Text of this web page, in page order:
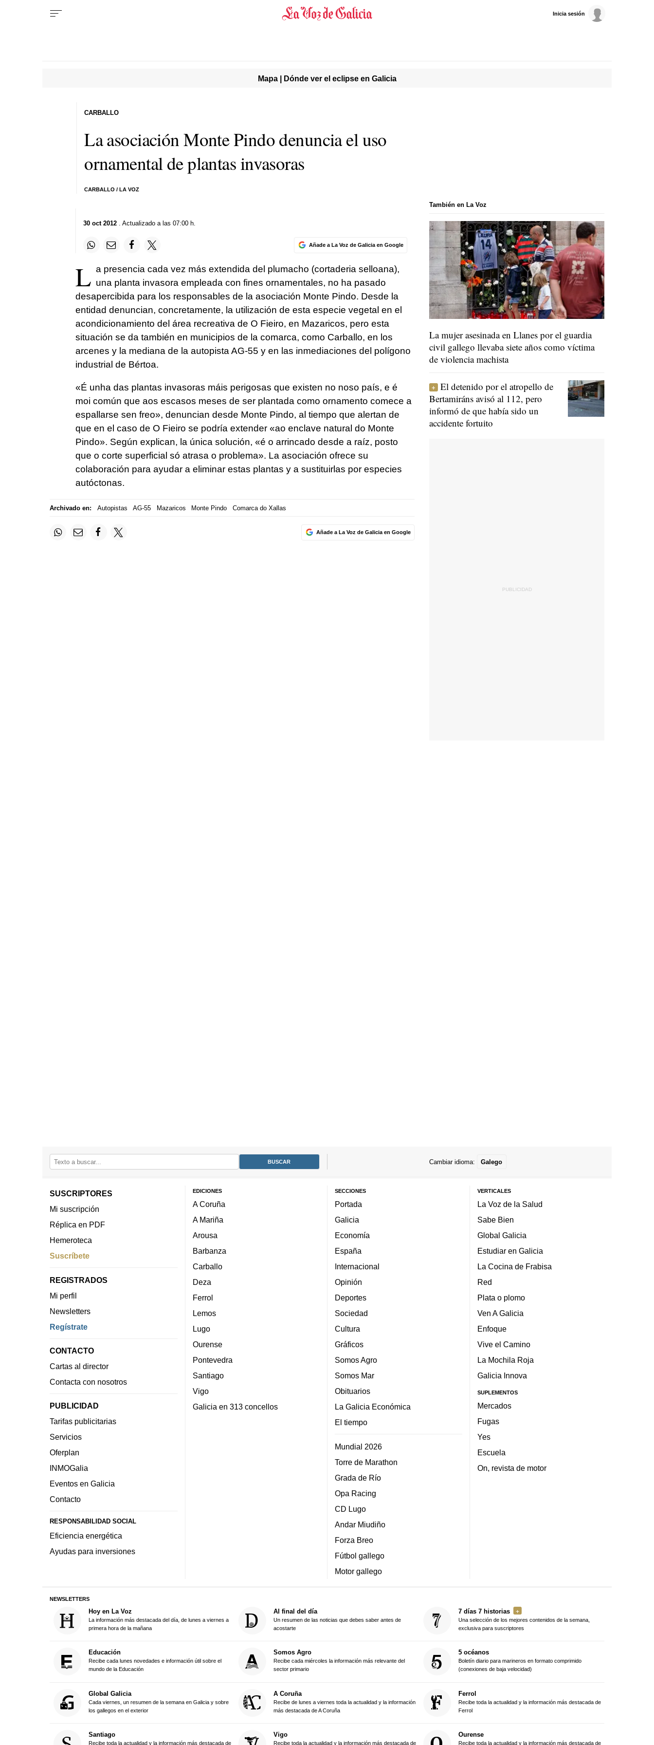
Inicia sesión
Mapa | Dónde ver el eclipse en Galicia
La asociación Monte Pindo denuncia el uso
ornamental de plantas invasoras
CARBALLO / LA VOZ
CARBALLO
30 oct 2012. Actualizado a las 07:00 h.
Añade a La Voz de Galicia en Google
L a presencia cada vez más extendida del plumacho (cortaderia selloana),
una planta invasora empleada con fines ornamentales, no ha pasado
desapercibida para los responsables de la asociación Monte Pindo. Desde la
entidad denuncian, concretamente, la utilización de esta especie vegetal en el
acondicionamiento del área recreativa de O Fieiro, en Mazaricos, pero esta
situación se da también en municipios de la comarca, como Carballo, en los
arcenes y la mediana de la autopista AG-55 y en las inmediaciones del polígono
industrial de Bértoa.
«É unha das plantas invasoras máis perigosas que existen no noso país, e é
moi común que aos escasos meses de ser plantada como ornamento comece a
espallarse sen freo», denuncian desde Monte Pindo, al tiempo que alertan de
que en el caso de O Fieiro se podría extender «ao enclave natural do Monte
Pindo». Según explican, la única solución, «é o arrincado desde a raíz, posto
que o corte superficial só atrasa o problema». La asociación ofrece su
colaboración para ayudar a eliminar estas plantas y a sustituirlas por especies
autóctonas.
Archivado en: Autopistas AG-55 Mazaricos Monte Pindo Comarca do Xallas
Añade a La Voz de Galicia en Google
También en La Voz
La mujer asesinada en Llanes por el guardia
civil gallego llevaba siete años como víctima
de violencia machista
El detenido por el atropello de
Bertamiráns avisó al 112, pero
informó de que había sido un
accidente fortuito
Cambiar idioma: Galego
SUSCRIPTORES
Mi suscripción
Réplica en PDF
Hemeroteca
Suscríbete
REGISTRADOS
Mi perfil
Newsletters
Regístrate
CONTACTO
Cartas al director
Contacta con nosotros
PUBLICIDAD
Tarifas publicitarias
Servicios
Oferplan
INMOGalia
Eventos en Galicia
Contacto
RESPONSABILIDAD SOCIAL
Eficiencia energética
Ayudas para inversiones
EDICIONES
A Coruña
A Mariña
Arousa
Barbanza
Carballo
Deza
Ferrol
Lemos
Lugo
Ourense
Pontevedra
Santiago
Vigo
Galicia en 313 concellos
SECCIONES
Portada
Galicia
Economía
España
Internacional
Opinión
Deportes
Sociedad
Cultura
Gráficos
Somos Agro
Somos Mar
Obituarios
La Galicia Económica
El tiempo
Mundial 2026
Torre de Marathon
Grada de Río
Opa Racing
CD Lugo
Andar Miudiño
Forza Breo
Fútbol gallego
Motor gallego
VERTICALES
La Voz de la Salud
Sabe Bien
Global Galicia
Estudiar en Galicia
La Cocina de Frabisa
Red
Plata o plomo
Ven A Galicia
Enfoque
Vive el Camino
La Mochila Roja
Galicia Innova
SUPLEMENTOS
Mercados
Fugas
Yes
Escuela
On, revista de motor
NEWSLETTERS
Hoy en La Voz
La información más destacada del día, de lunes a viernes a
primera hora de la mañana
Al final del día
Un resumen de las noticias que debes saber antes de
acostarte
7 días 7 historias
Una selección de los mejores contenidos de la semana,
exclusiva para suscriptores
Educación
Recibe cada lunes novedades e información útil sobre el
mundo de la Educación
Somos Agro
Recibe cada miércoles la información más relevante del
sector primario
5 océanos
Boletín diario para marineros en formato comprimido
(conexiones de baja velocidad)
Global Galicia
Cada viernes, un resumen de la semana en Galicia y sobre
los gallegos en el exterior
A Coruña
Recibe de lunes a viernes toda la actualidad y la información
más destacada de A Coruña
Ferrol
Recibe toda la actualidad y la información más destacada de
Ferrol
Santiago
Recibe toda la actualidad y la información más destacada de
Vigo
Recibe toda la actualidad y la información más destacada de
Ourense
Recibe toda la actualidad y la información más destacada de